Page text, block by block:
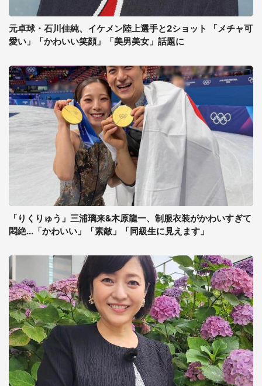
元卓球・石川佳純、イケメン陸上選手と2ショット 「メチャ可
愛い」「かわいい笑顔」「美男美女」話題に
「りくりゅう」三浦璃来&木原龍一、制服衣装がかわいすぎて
悶絶...「かわいい」「素敵」「同級生に見えます」